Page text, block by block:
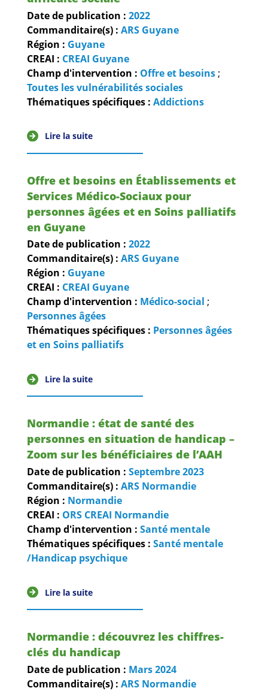
Date de publication : 2022
Commanditaire(s) : ARS Guyane
Région : Guyane
CREAI : CREAI Guyane
Champ d'intervention : Offre et besoins ;
Toutes les vulnérabilités sociales
Thématiques spécifiques : Addictions
Lire la suite
Offre et besoins en Établissements et
Services Médico-Sociaux pour
personnes âgées et en Soins palliatifs
en Guyane
Date de publication : 2022
Commanditaire(s) : ARS Guyane
Région : Guyane
CREAI : CREAI Guyane
Champ d'intervention : Médico-social ;
Personnes âgées
Thématiques spécifiques : Personnes âgées
et en Soins palliatifs
Lire la suite
Normandie : état de santé des
personnes en situation de handicap –
Zoom sur les bénéficiaires de l’AAH
Date de publication : Septembre2023
Commanditaire(s) : ARS Normandie
Région : Normandie
CREAI : ORS CREAI Normandie
Champ d'intervention : Santé mentale
Thématiques spécifiques : Santé mentale
/Handicap psychique
Lire la suite
Normandie : découvrez les chiffres-
clés du handicap
Date de publication : Mars2024
Commanditaire(s) : ARS Normandie